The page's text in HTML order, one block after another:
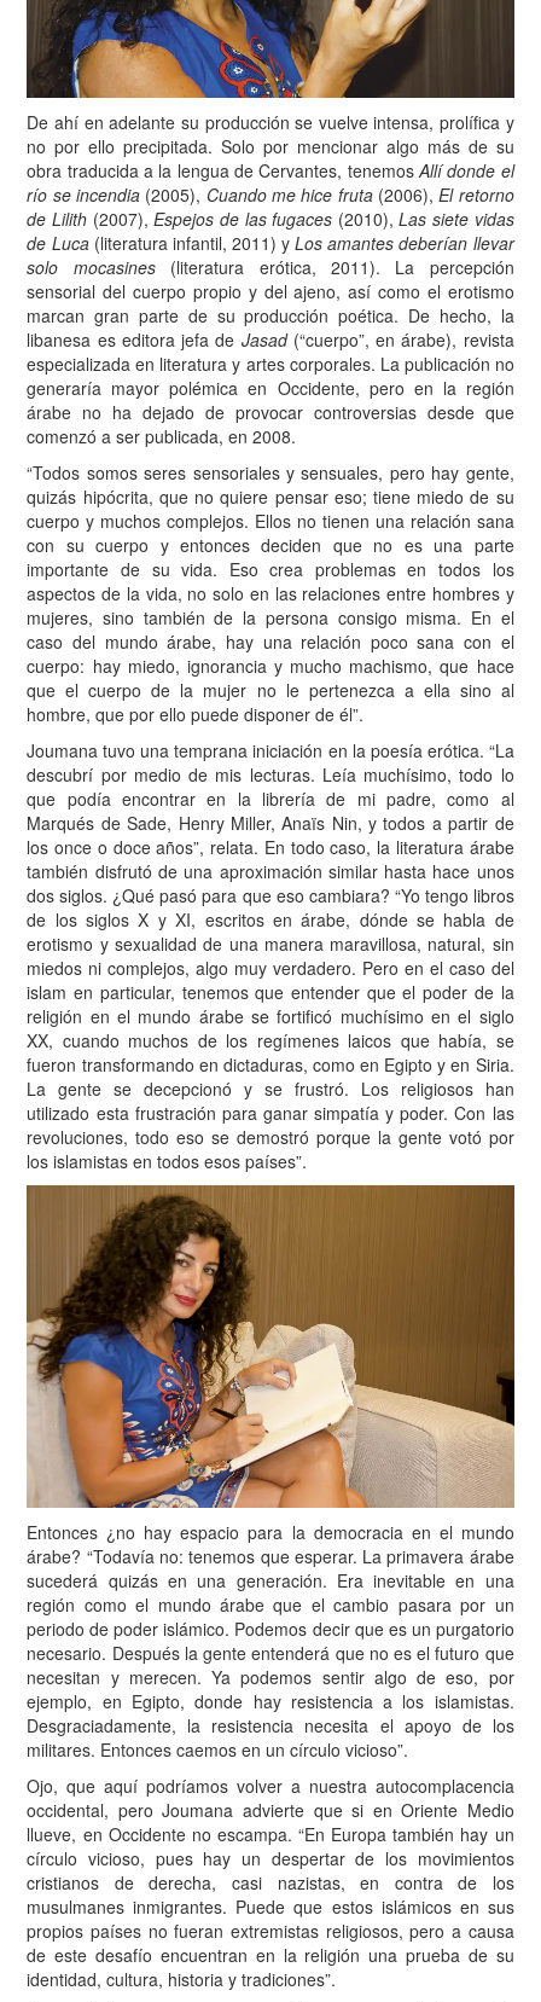
De ahí en adelante su producción se vuelve intensa, prolífica y
no por ello precipitada. Solo por mencionar algo más de su
obra traducida a la lengua de Cervantes, tenemos Allí donde el
río se incendia (2005), Cuando me hice fruta(2006),El retorno
de Lilith (2007),Espejos de las fugaces (2010),Las siete vidas
de Luca(literatura infantil, 2011) yLos amantes deberían llevar
solo mocasines(literatura erótica, 2011). La percepción
sensorial del cuerpo propio y del ajeno, así como el erotismo
marcan gran parte de su producción poética. De hecho, la
libanesa es editora jefa de Jasad(“cuerpo”, en árabe), revista
especializada en literatura y artes corporales. La publicación no
generaría mayor polémica en Occidente, pero en la región
árabe no ha dejado de provocar controversias desde que
comenzó a ser publicada, en 2008.
“Todos somos seres sensoriales y sensuales, pero hay gente,
quizás hipócrita, que no quiere pensar eso; tiene miedo de su
cuerpo y muchos complejos. Ellos no tienen una relación sana
con su cuerpo y entonces deciden que no es una parte
importante de su vida. Eso crea problemas en todos los
aspectos de la vida, no solo en las relaciones entre hombres y
mujeres, sino también de la persona consigo misma. En el
caso del mundo árabe, hay una relación poco sana con el
cuerpo: hay miedo, ignorancia y mucho machismo, que hace
que el cuerpo de la mujer no le pertenezca a ella sino al
hombre, que por ello puede disponer de él”.
Joumana tuvo una temprana iniciación en la poesía erótica. “La
descubrí por medio de mis lecturas. Leía muchísimo, todo lo
que podía encontrar en la librería de mi padre, como al
Marqués de Sade, Henry Miller, Anaïs Nin, y todos a partir de
los once o doce años”, relata. En todo caso, la literatura árabe
también disfrutó de una aproximación similar hasta hace unos
dos siglos. ¿Qué pasó para que eso cambiara? “Yo tengo libros
de los siglos X y XI, escritos en árabe, dónde se habla de
erotismo y sexualidad de una manera maravillosa, natural, sin
miedos ni complejos, algo muy verdadero. Pero en el caso del
islam en particular, tenemos que entender que el poder de la
religión en el mundo árabe se fortificó muchísimo en el siglo
XX, cuando muchos de los regímenes laicos que había, se
fueron transformando en dictaduras, como en Egipto y en Siria.
La gente se decepcionó y se frustró. Los religiosos han
utilizado esta frustración para ganar simpatía y poder. Con las
revoluciones, todo eso se demostró porque la gente votó por
los islamistas en todos esos países”.
Entonces ¿no hay espacio para la democracia en el mundo
árabe? “Todavía no: tenemos que esperar. La primavera árabe
sucederá quizás en una generación. Era inevitable en una
región como el mundo árabe que el cambio pasara por un
periodo de poder islámico. Podemos decir que es un purgatorio
necesario. Después la gente entenderá que no es el futuro que
necesitan y merecen. Ya podemos sentir algo de eso, por
ejemplo, en Egipto, donde hay resistencia a los islamistas.
Desgraciadamente, la resistencia necesita el apoyo de los
militares. Entonces caemos en un círculo vicioso”.
Ojo, que aquí podríamos volver a nuestra autocomplacencia
occidental, pero Joumana advierte que si en Oriente Medio
llueve, en Occidente no escampa. “En Europa también hay un
círculo vicioso, pues hay un despertar de los movimientos
cristianos de derecha, casi nazistas, en contra de los
musulmanes inmigrantes. Puede que estos islámicos en sus
propios países no fueran extremistas religiosos, pero a causa
de este desafío encuentran en la religión una prueba de su
identidad, cultura, historia y tradiciones”.